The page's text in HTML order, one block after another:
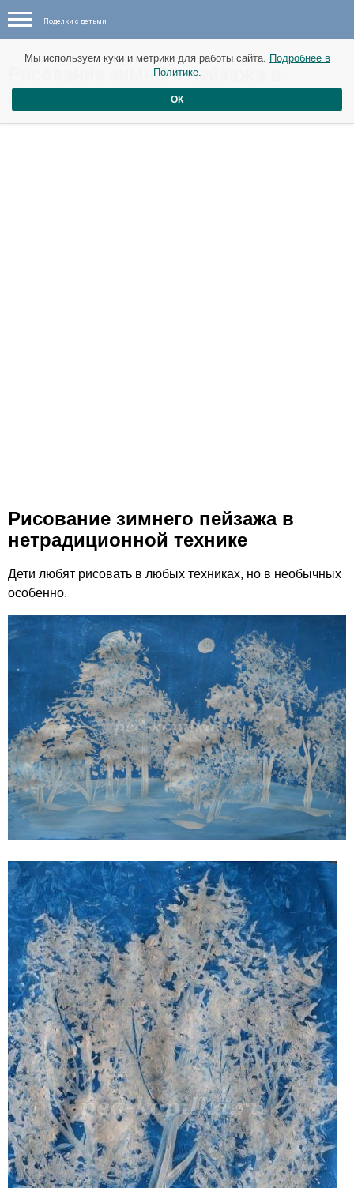
Поделки с детьми
Рисование зимнего пейзажа в
нетрадиционной технике
Рисование зимнего пейзажа в
нетрадиционной технике
Дети любят рисовать в любых техниках, но в необычных
особенно.
Мы используем куки и метрики для работы сайта. Подробнее в
Политике.
ОК